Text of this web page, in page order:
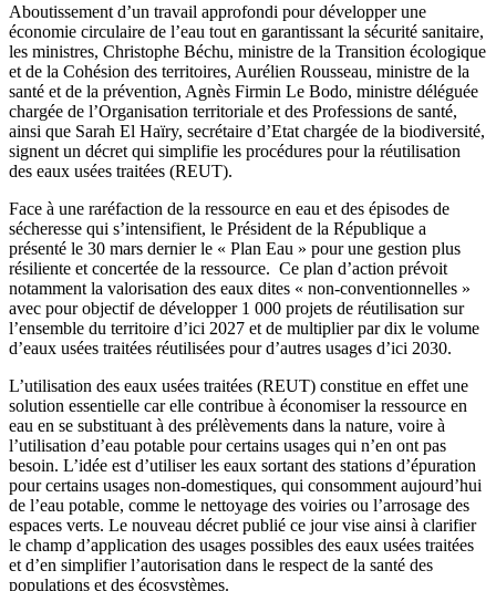
Aboutissement d’un travail approfondi pour développer une
économie circulaire de l’eau tout en garantissant la sécurité sanitaire,
les ministres, Christophe Béchu, ministre de la Transition écologique
et de la Cohésion des territoires, Aurélien Rousseau, ministre de la
santé et de la prévention, Agnès Firmin Le Bodo, ministre déléguée
chargée de l’Organisation territoriale et des Professions de santé,
ainsi que Sarah El Haïry, secrétaire d’Etat chargée de la biodiversité,
signent un décret qui simplifie les procédures pour la réutilisation
des eaux usées traitées (REUT).
Face à une raréfaction de la ressource en eau et des épisodes de
sécheresse qui s’intensifient, le Président de la République a
présenté le 30 mars dernier le « Plan Eau » pour une gestion plus
résiliente et concertée de la ressource. Ce plan d’action prévoit
notamment la valorisation des eaux dites « non-conventionnelles »
avec pour objectif de développer 1 000 projets de réutilisation sur
l’ensemble du territoire d’ici 2027 et de multiplier par dix le volume
d’eaux usées traitées réutilisées pour d’autres usages d’ici 2030.
L’utilisation des eaux usées traitées (REUT) constitue en effet une
solution essentielle car elle contribue à économiser la ressource en
eau en se substituant à des prélèvements dans la nature, voire à
l’utilisation d’eau potable pour certains usages qui n’en ont pas
besoin. L’idée est d’utiliser les eaux sortant des stations d’épuration
pour certains usages non-domestiques, qui consomment aujourd’hui
de l’eau potable, comme le nettoyage des voiries ou l’arrosage des
espaces verts. Le nouveau décret publié ce jourvise ainsi à clarifier
le champ d’application des usages possibles des eaux usées traitées
et d’en simplifier l’autorisation dans le respect de la santé des
populations et des écosystèmes.